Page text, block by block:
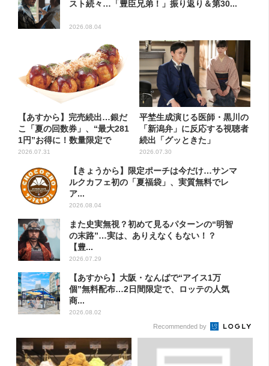
スト続々…「豊臣兄弟！」振り返り＆第30...
2026.08.04
【あすから】完売続出…銀だ
こ「夏の回数券」、“最大281
1円”お得に！数量限定で
2026.07.31
平埜生成演じる医師・黒川の
「新潟弁」に反応する視聴者
続出「グッときた」
2026.07.30
【きょうから】限定ポーチは今だけ…サンマ
ルクカフェ初の「夏福袋」、実質無料でレ
ア...
2026.08.04
また史実無視？初めて見るパターンの“明智
の末路”…実は、ありえなくもない！？
【豊...
2026.07.29
【あすから】大阪・なんばで“アイス1万
個”無料配布…2日間限定で、ロッテの人気
商...
2026.08.02
Recommended by